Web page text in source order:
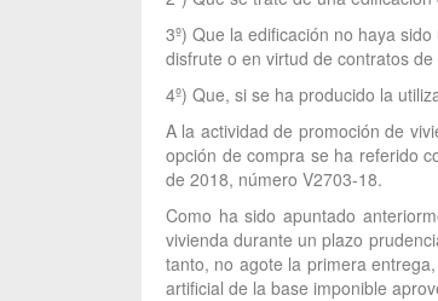
3º) Que la edificación no haya
disfrute o en virtud de contratos
4º) Que, si se ha producido la
A la actividad de promoción de
opción de compra se ha referido
de 2018, número V2703-18.
Como ha sido apuntado
vivienda durante un plazo
tanto, no agote la primera
artificial de la base imponible